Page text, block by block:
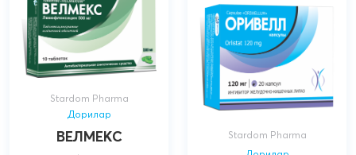
Stardom Pharma
Дорилар
ВЕЛМЕКС
Stardom Pharma